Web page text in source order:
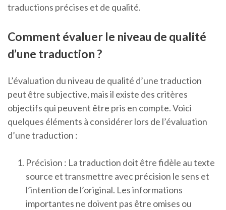
traductions précises et de qualité.
Comment évaluer le niveau de qualité
d’une traduction ?
L’évaluation du niveau de qualité d’une traduction
peut être subjective, mais il existe des critères
objectifs qui peuvent être pris en compte. Voici
quelques éléments à considérer lors de l’évaluation
d’une traduction :
Précision : La traduction doit être fidèle au texte
source et transmettre avec précision le sens et
l’intention de l’original. Les informations
importantes ne doivent pas être omises ou